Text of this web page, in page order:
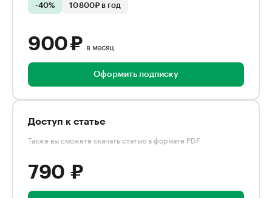
-40% 10 800₽ в год
900 ₽ в месяц
Оформить подписку
Доступ к статье
Также вы сможете скачать статью в формате PDF
790 ₽